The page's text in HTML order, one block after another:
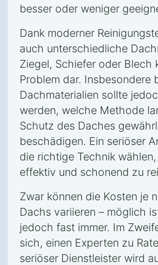
besser oder weniger
Dank moderner
auch unterschiedliche
Ziegel, Schiefer oder Blech
Problem dar. Insbesondere
Dachmaterialien sollte
werden, welche Methode
Schutz des Daches
beschädigen. Ein seriöser
die richtige Technik
effektiv und schonend zu
Zwar können die Kosten je
Dachs variieren – möglich
jedoch fast immer. Im
sich, einen Experten zu
seriöser Dienstleister wird